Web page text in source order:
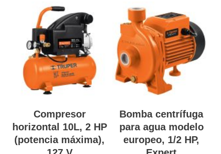
Compresor
horizontal 10L, 2 HP
(potencia máxima),
Bomba centrífuga
para agua modelo
europeo, 1/2 HP,